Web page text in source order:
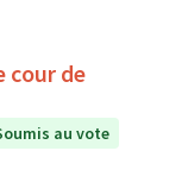
cour de
au vote